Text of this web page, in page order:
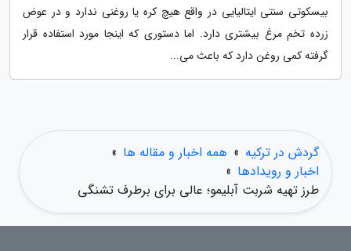
بیسکوتی سنتی ایتالیایی در واقع هیچ کره یا روغنی ندارد و در عوض
زرده تخم مرغ بیشتری دارد. اما دستوری که اینجا مورد استفاده قرار
گرفته کمی روغن دارد که باعث می...
گردش در ترکیه » همه اخبار و مقاله ها »
اخبار و رویدادها »
طرز تهیه شربت آبلیمو؛ عالی برای برطرف تشنگی